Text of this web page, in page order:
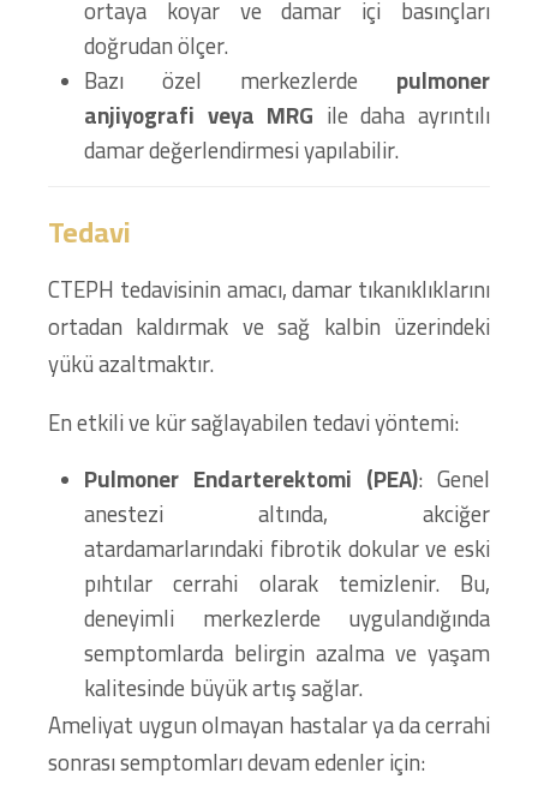
ortaya koyar ve damar içi basınçları
doğrudan ölçer.
Bazı özel merkezlerde pulmoner
anjiyografi veya MRG ile daha ayrıntılı
damar değerlendirmesi yapılabilir.
Tedavi
CTEPH tedavisinin amacı, damar tıkanıklıklarını
ortadan kaldırmak ve sağ kalbin üzerindeki
yükü azaltmaktır.
En etkili ve kür sağlayabilen tedavi yöntemi:
Pulmoner Endarterektomi (PEA): Genel
anestezi altında, akciğer
atardamarlarındaki fibrotik dokular ve eski
pıhtılar cerrahi olarak temizlenir. Bu,
deneyimli merkezlerde uygulandığında
semptomlarda belirgin azalma ve yaşam
kalitesinde büyük artış sağlar.
Ameliyat uygun olmayan hastalar ya da cerrahi
sonrası semptomları devam edenler için: